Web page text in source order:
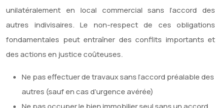
unilatéralement en local commercial sans l’accord des
autres indivisaires. Le non-respect de ces obligations
fondamentales peut entraîner des conflits importants et
des actions en justice coûteuses.
Ne pas effectuer de travaux sans l’accord préalable des
autres (sauf en cas d’urgence avérée)